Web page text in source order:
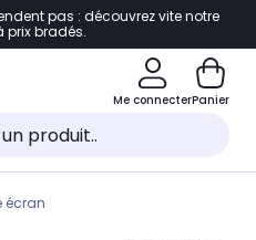
de page
pas : découvrez vite notre
prix bradés.
Me connecterPanier
écran